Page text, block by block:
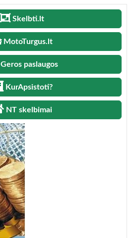
Skelbti.lt
MotoTurgus.lt
Geros paslaugos
KurApsistoti?
NT skelbimai